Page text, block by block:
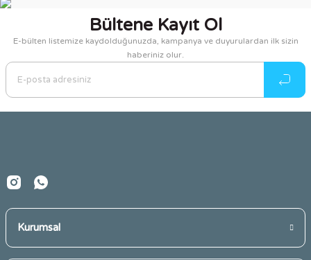
Görüş ve önerileriniz için teşekkür ederiz.
Ürün resmi kalitesiz, bozuk veya görüntülenemiyor.
Ürün açıklamasında eksik bilgiler bulunuyor.
Ürün bilgilerinde hatalar bulunuyor.
Bültene Kayıt Ol
E-bülten listemize kaydolduğunuzda, kampanya ve duyurulardan ilk sizin
haberiniz olur.
Kurumsal